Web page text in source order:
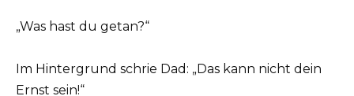
„Was hast du getan?“
Im Hintergrund schrie Dad: „Das kann nicht dein
Ernst sein!“